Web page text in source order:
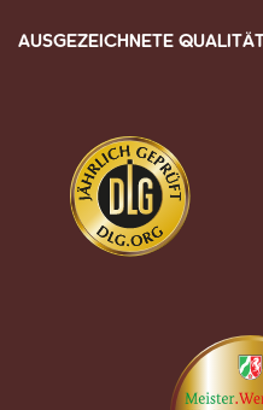
AUSGEZEICHNETE QUALITÄT